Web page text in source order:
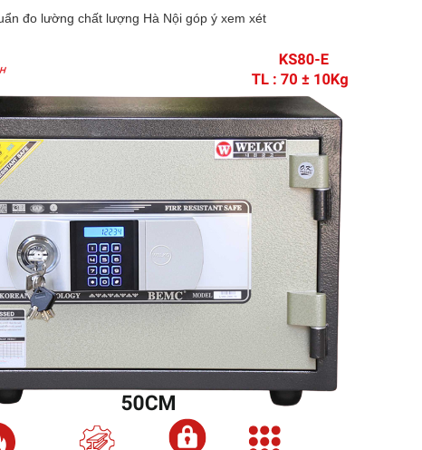
đo lường chất lượng Hà Nội góp ý xem xét